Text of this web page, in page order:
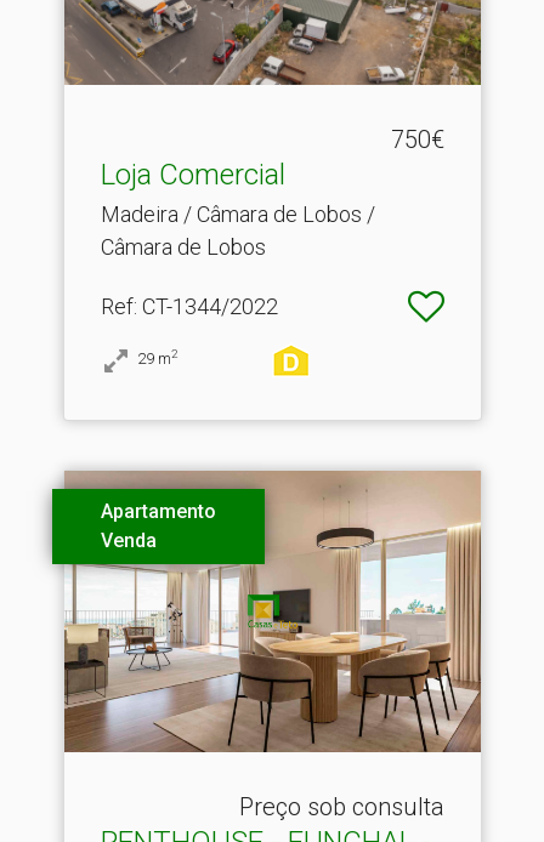
750€
Loja Comercial
Madeira / Câmara de Lobos /
Câmara de Lobos
Ref: CT-1344/2022
29 m2
Apartamento
Venda
Preço sob consulta